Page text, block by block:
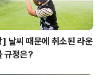
날씨 때문에 취소된 라운
규정은?